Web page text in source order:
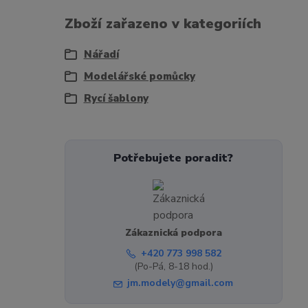
Zboží zařazeno v kategoriích
Nářadí
Modelářské pomůcky
Rycí šablony
Potřebujete poradit?
Zákaznická podpora
+420 773 998 582
(Po-Pá, 8-18 hod.)
jm.modely@gmail.com